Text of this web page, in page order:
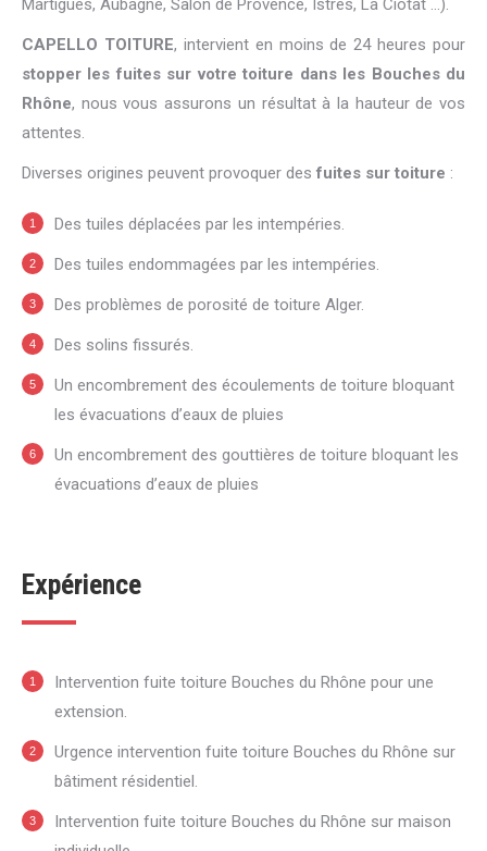
Martigues, Aubagne, Salon de Provence, Istres, La Ciotat ...).
CAPELLO TOITURE, intervient en moins de 24 heures pour
stopper les fuites sur votre toiture dans les Bouches du
Rhône, nous vous assurons un résultat à la hauteur de vos
attentes.
Diverses origines peuvent provoquer des fuites sur toiture :
Des tuiles déplacées par les intempéries.
Des tuiles endommagées par les intempéries.
Des problèmes de porosité de toiture Alger.
Des solins fissurés.
Un encombrement des écoulements de toiture bloquant
les évacuations d’eaux de pluies
Un encombrement des gouttières de toiture bloquant les
évacuations d’eaux de pluies
Expérience
Intervention fuite toiture Bouches du Rhône pour une
extension.
Urgence intervention fuite toiture Bouches du Rhône sur
bâtiment résidentiel.
Intervention fuite toiture Bouches du Rhône sur maison